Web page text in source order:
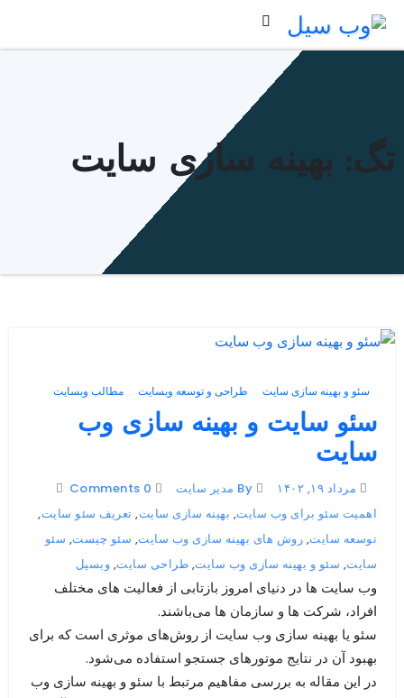
Skip
تگ: بهینه سازی سایت
سئو و بهینه سازی سایت طراحی و توسعه وبسایت مطالب وبسایت
سئو سایت و بهینه سازی وب
سایت
مرداد ۱۹, ۱۴۰۲ By مدیر سایت
0 Comments
اهمیت سئو برای وب سایت, بهینه سازی سایت, تعریف سئو سایت,
توسعه سایت, روش های بهینه سازی وب سایت, سئو چیست, سئو
سایت, سئو و بهینه سازی وب سایت, طراحی سایت, وبسیل
وب سایت ها در دنیای امروز بازتابی از فعالیت های مختلف
افراد، شرکت ها و سازمان ها می‌باشند.
سئو یا بهینه سازی وب سایت از روش‌های موثری است که برای
بهبود آن در نتایج موتورهای جستجو استفاده می‌شود.
در این مقاله به بررسی مفاهیم مرتبط با سئو و بهینه سازی وب